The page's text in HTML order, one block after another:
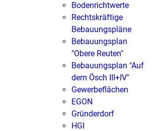
Bodenrichtwerte
Rechtskräftige
Bebauungspläne
Bebauungsplan
"Obere Reuten"
Bebauungsplan "Auf
dem Ösch III+IV"
Gewerbeflächen
EGON
Gründerdorf
HGI